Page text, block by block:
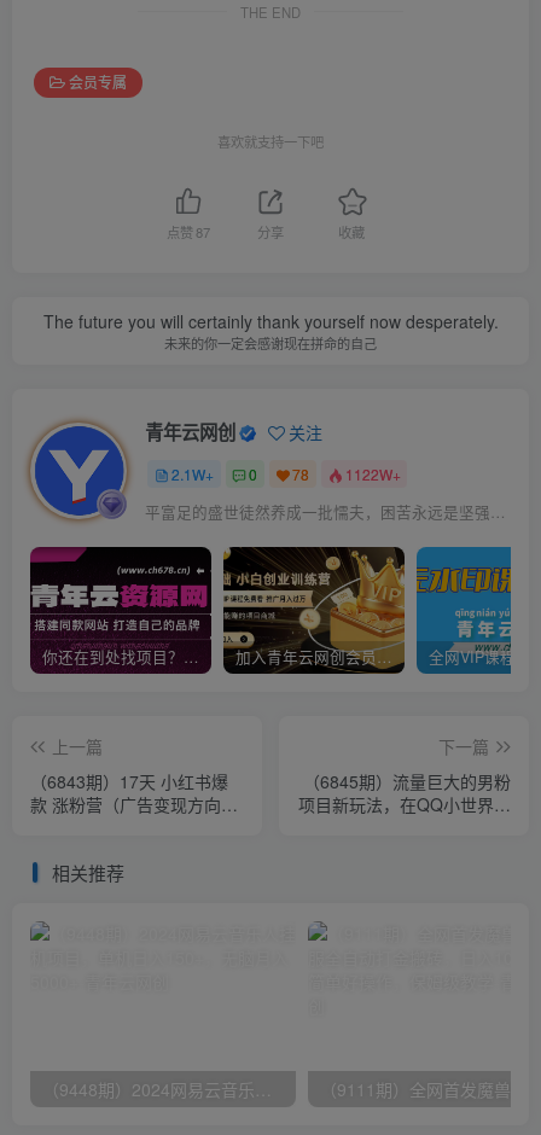
THE END
会员专属
喜欢就支持一下吧
点赞87 分享 收藏
The future you will certainly thank yourself now desperately.
未来的你一定会感谢现在拼命的自己
青年云网创 关注
2.1W+ 0 78 1122W+
平富足的盛世徒然养成一批懦夫，困苦永远是坚强之母
你还在到处找项目？还在当韭菜？我靠卖项目一个月收入5万+，曾经我也是个失败者。 加入青年云网创会员，全站资源免费学习。加入高级合伙人，推广日入1000+
上一篇
（6843期）17天 小红书爆
款 涨粉营（广告变现方向）
下一篇
（6845期）流量巨大的男粉
项目新玩法，在QQ小世界里
相关推荐